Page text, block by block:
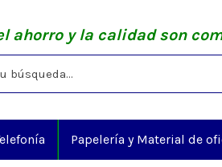
ahorro y la calidad son
Papelería y Material de